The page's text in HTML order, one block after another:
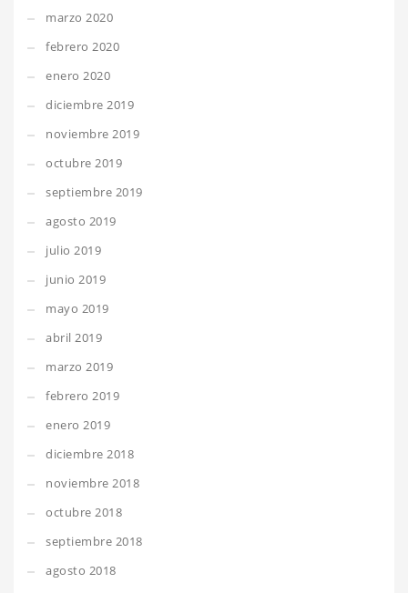
marzo 2020
febrero 2020
enero 2020
diciembre 2019
noviembre 2019
octubre 2019
septiembre 2019
agosto 2019
julio 2019
junio 2019
mayo 2019
abril 2019
marzo 2019
febrero 2019
enero 2019
diciembre 2018
noviembre 2018
octubre 2018
septiembre 2018
agosto 2018